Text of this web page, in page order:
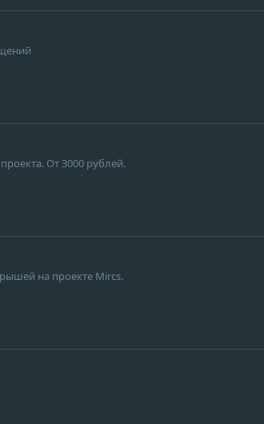
От 3000 рублей.
на проекте Mircs.